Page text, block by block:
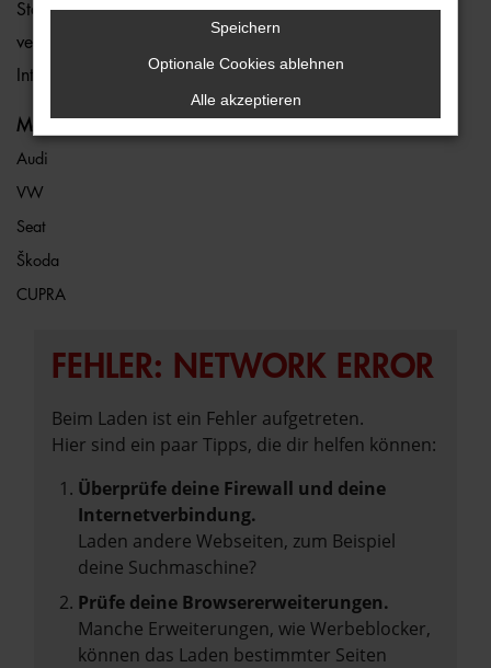
Standorte, die über ganz Bayern verteilt sind. Des Weiteren
verschaffen wir Ihnen auch im Rahmen unserer
Internetpräsenz einen guten Überblick.
Marken
Audi
VW
Seat
Škoda
CUPRA
FEHLER: NETWORK ERROR
Beim Laden ist ein Fehler aufgetreten.
Hier sind ein paar Tipps, die dir helfen können:
Überprüfe deine Firewall und deine
Internetverbindung.
Laden andere Webseiten, zum Beispiel
deine Suchmaschine?
Prüfe deine Browsererweiterungen.
Manche Erweiterungen, wie Werbeblocker,
können das Laden bestimmter Seiten
Speichern
Optionale Cookies ablehnen
Alle akzeptieren